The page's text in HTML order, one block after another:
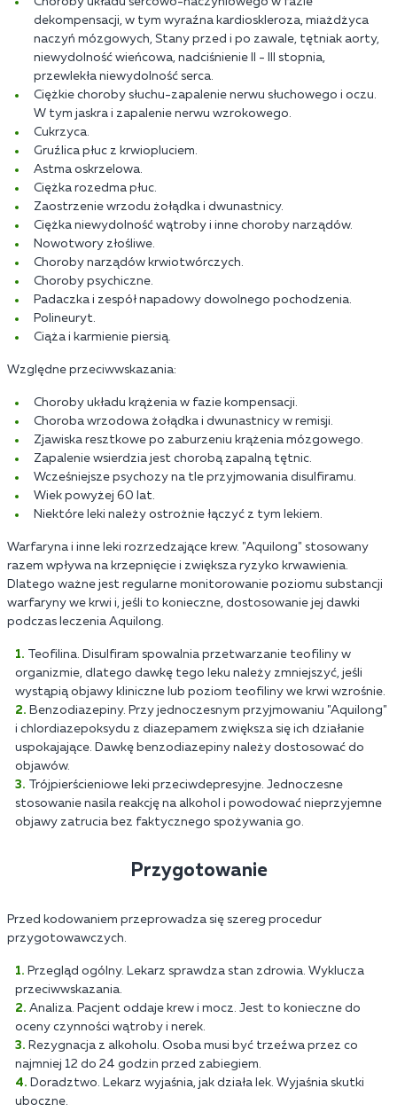
dekompensacji, w tym wyraźna kardioskleroza, miażdżyca
naczyń mózgowych, Stany przed i po zawale, tętniak aorty,
niewydolność wieńcowa, nadciśnienie II - III stopnia,
przewlekła niewydolność serca.
Ciężkie choroby słuchu-zapalenie nerwu słuchowego i oczu.
W tym jaskra i zapalenie nerwu wzrokowego.
Cukrzyca.
Gruźlica płuc z krwiopluciem.
Astma oskrzelowa.
Ciężka rozedma płuc.
Zaostrzenie wrzodu żołądka i dwunastnicy.
Ciężka niewydolność wątroby i inne choroby narządów.
Nowotwory złośliwe.
Choroby narządów krwiotwórczych.
Choroby psychiczne.
Padaczka i zespół napadowy dowolnego pochodzenia.
Polineuryt.
Ciąża i karmienie piersią.
Względne przeciwwskazania:
Choroby układu krążenia w fazie kompensacji.
Choroba wrzodowa żołądka i dwunastnicy w remisji.
Zjawiska resztkowe po zaburzeniu krążenia mózgowego.
Zapalenie wsierdzia jest chorobą zapalną tętnic.
Wcześniejsze psychozy na tle przyjmowania disulfiramu.
Wiek powyżej 60 lat.
Niektóre leki należy ostrożnie łączyć z tym lekiem.
Warfaryna i inne leki rozrzedzające krew. "Aquilong" stosowany
razem wpływa na krzepnięcie i zwiększa ryzyko krwawienia.
Dlatego ważne jest regularne monitorowanie poziomu substancji
warfaryny we krwi i, jeśli to konieczne, dostosowanie jej dawki
podczas leczenia Aquilong.
Teofilina. Disulfiram spowalnia przetwarzanie teofiliny w
organizmie, dlatego dawkę tego leku należy zmniejszyć, jeśli
wystąpią objawy kliniczne lub poziom teofiliny we krwi wzrośnie.
Benzodiazepiny. Przy jednoczesnym przyjmowaniu "Aquilong"
i chlordiazepoksydu z diazepamem zwiększa się ich działanie
uspokajające. Dawkę benzodiazepiny należy dostosować do
objawów.
Trójpierścieniowe leki przeciwdepresyjne. Jednoczesne
stosowanie nasila reakcję na alkohol i powodować nieprzyjemne
objawy zatrucia bez faktycznego spożywania go.
Przygotowanie
Przed kodowaniem przeprowadza się szereg procedur
przygotowawczych.
Przegląd ogólny. Lekarz sprawdza stan zdrowia. Wyklucza
przeciwwskazania.
Analiza. Pacjent oddaje krew i mocz. Jest to konieczne do
oceny czynności wątroby i nerek.
Rezygnacja z alkoholu. Osoba musi być trzeźwa przez co
najmniej 12 do 24 godzin przed zabiegiem.
Doradztwo. Lekarz wyjaśnia, jak działa lek. Wyjaśnia skutki
uboczne.